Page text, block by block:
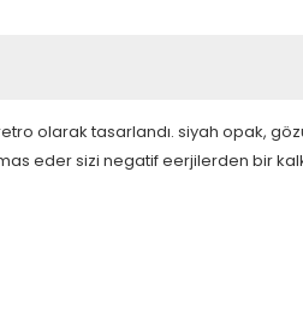
olarak tasarlandı. siyah opak,
eder sizi negatif eerjilerden bir